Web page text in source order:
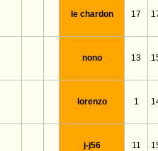
le chardon 17
nono 13
lorenzo 1
j-j56 11